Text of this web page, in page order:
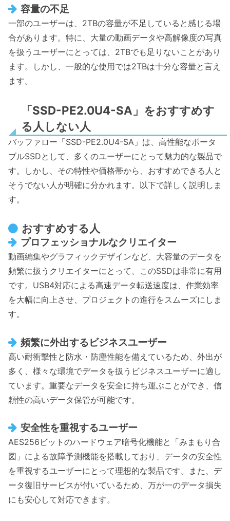
容量の不足
一部のユーザーは、2TBの容量が不足していると感じる場
合があります。特に、大量の動画データや高解像度の写真
を扱うユーザーにとっては、2TBでも足りないことがあり
ます。しかし、一般的な使用では2TBは十分な容量と言え
ます。
「SSD-PE2.0U4-SA」をおすすめす
る人しない人
バッファロー「SSD-PE2.0U4-SA」は、高性能なポータ
ブルSSDとして、多くのユーザーにとって魅力的な製品で
す。しかし、その特性や価格帯から、おすすめできる人と
そうでない人が明確に分かれます。以下で詳しく説明しま
す。
おすすめする人
プロフェッショナルなクリエイター
動画編集やグラフィックデザインなど、大容量のデータを
頻繁に扱うクリエイターにとって、このSSDは非常に有用
です。USB4対応による高速データ転送速度は、作業効率
を大幅に向上させ、プロジェクトの進行をスムーズにしま
す。
頻繁に外出するビジネスユーザー
高い耐衝撃性と防水・防塵性能を備えているため、外出が
多く、様々な環境でデータを扱うビジネスユーザーに適し
ています。重要なデータを安全に持ち運ぶことができ、信
頼性の高いデータ保管が可能です。
安全性を重視するユーザー
AES256ビットのハードウェア暗号化機能と「みまもり合
図」による故障予測機能を搭載しており、データの安全性
を重視するユーザーにとって理想的な製品です。また、デ
ータ復旧サービスが付いているため、万が一のデータ損失
にも安心して対応できます。